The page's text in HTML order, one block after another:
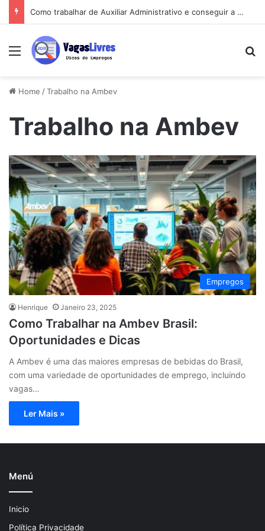
Como trabalhar de Auxiliar Administrativo e conseguir a primeira vaga rápido
Menu
Home /Trabalho na Ambev
Trabalho na Ambev
Empregos
Henrique Janeiro 23, 2025
Como Trabalhar na Ambev Brasil:
Oportunidades e Dicas
A Ambev é uma das maiores empresas de bebidas do Brasil,
com uma variedade de oportunidades de emprego, incluindo
vagas…
Ler Mais »
Menú
Inicio
Política Privacidade